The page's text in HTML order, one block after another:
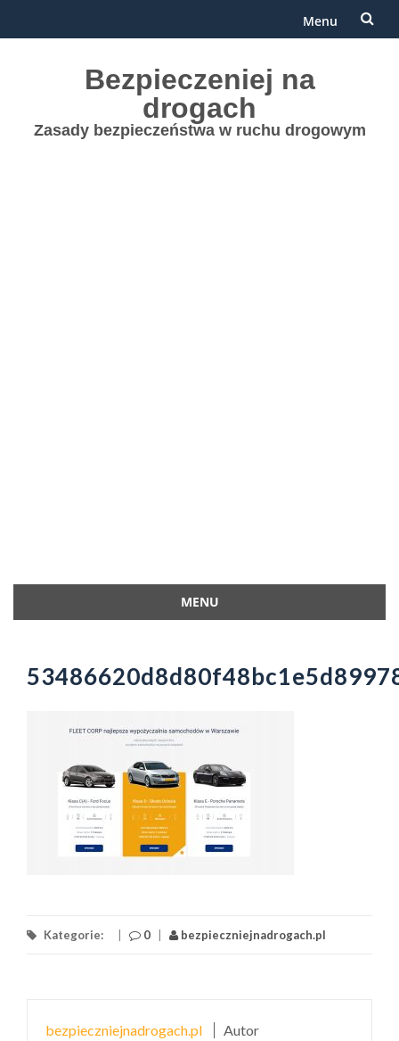
Menu
Bezpieczeniej na
drogach
Zasady bezpieczeństwa w ruchu drogowym
MENU
treści
Kategorie: 0 bezpieczniejnadrogach.pl
bezpieczniejnadrogach.pl Autor